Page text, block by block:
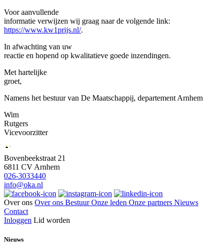
Voor aanvullende
informatie verwijzen wij graag naar de volgende link:
https://www.kw1prijs.nl/.
In afwachting van uw
reactie en hopend op kwalitatieve goede inzendingen.
Met hartelijke
groet,
Namens het bestuur van De Maatschappij, departement Arnhem
Wim
Rutgers
Vicevoorzitter
Bovenbeekstraat 21
6811 CV Arnhem
026-3033440
info@oka.nl
Over ons Over ons BestuurOnze leden Onze partners Nieuws
Contact
Inloggen Lid worden
Nieuws